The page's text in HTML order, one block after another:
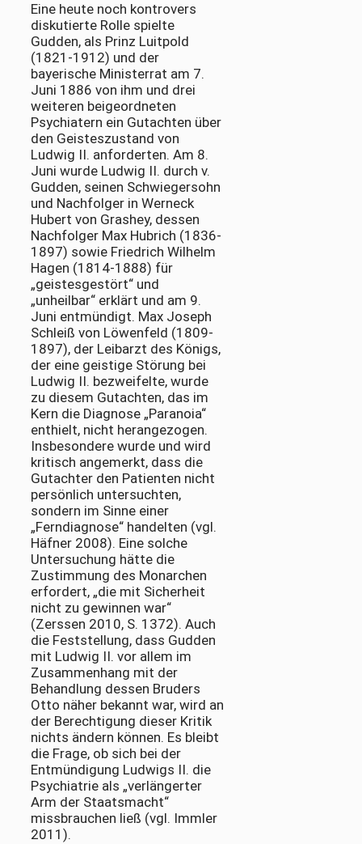
Eine heute noch kontrovers
diskutierte Rolle spielte
Gudden, als Prinz Luitpold
(1821-1912) und der
bayerische Ministerrat am 7.
Juni 1886 von ihm und drei
weiteren beigeordneten
Psychiatern ein Gutachten über
den Geisteszustand von
Ludwig II. anforderten. Am 8.
Juni wurde Ludwig II. durch v.
Gudden, seinen Schwiegersohn
und Nachfolger in Werneck
Hubert von Grashey, dessen
Nachfolger Max Hubrich (1836-
1897) sowie Friedrich Wilhelm
Hagen (1814-1888) für
„geistesgestört“ und
„unheilbar“ erklärt und am 9.
Juni entmündigt. Max Joseph
Schleiß von Löwenfeld (1809-
1897), der Leibarzt des Königs,
der eine geistige Störung bei
Ludwig II. bezweifelte, wurde
zu diesem Gutachten, das im
Kern die Diagnose „Paranoia“
enthielt, nicht herangezogen.
Insbesondere wurde und wird
kritisch angemerkt, dass die
Gutachter den Patienten nicht
persönlich untersuchten,
sondern im Sinne einer
„Ferndiagnose“ handelten (vgl.
Häfner 2008). Eine solche
Untersuchung hätte die
Zustimmung des Monarchen
erfordert, „die mit Sicherheit
nicht zu gewinnen war“
(Zerssen 2010, S. 1372). Auch
die Feststellung, dass Gudden
mit Ludwig II. vor allem im
Zusammenhang mit der
Behandlung dessen Bruders
Otto näher bekannt war, wird an
der Berechtigung dieser Kritik
nichts ändern können. Es bleibt
die Frage, ob sich bei der
Entmündigung Ludwigs II. die
Psychiatrie als „verlängerter
Arm der Staatsmacht“
missbrauchen ließ (vgl. Immler
2011).